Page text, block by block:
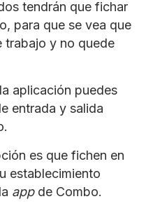
tendrán que fichar
para que se vea que
trabajo y no quede
aplicación puedes
entrada y salida
es que fichen en
establecimiento
app de Combo.